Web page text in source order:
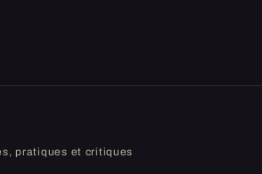
pratiques et critiques